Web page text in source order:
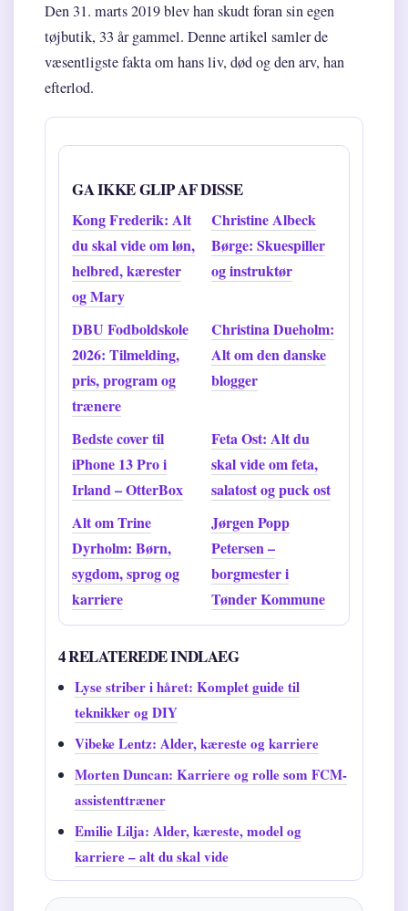
Den 31. marts 2019 blev han skudt foran sin egen
tøjbutik, 33 år gammel. Denne artikel samler de
væsentligste fakta om hans liv, død og den arv, han
efterlod.
GA IKKE GLIP AF DISSE
Kong Frederik: Alt
du skal vide om løn,
helbred, kærester
og Mary
Christine Albeck
Børge: Skuespiller
og instruktør
DBU Fodboldskole
2026: Tilmelding,
pris, program og
trænere
Christina Dueholm:
Alt om den danske
blogger
Bedste cover til
iPhone 13 Pro i
Irland – OtterBox
Feta Ost: Alt du
skal vide om feta,
salatost og puck ost
Alt om Trine
Dyrholm: Børn,
sygdom, sprog og
karriere
Jørgen Popp
Petersen –
borgmester i
Tønder Kommune
4 RELATEREDE INDLAEG
Lyse striber i håret: Komplet guide til
teknikker og DIY
Vibeke Lentz: Alder, kæreste og karriere
Morten Duncan: Karriere og rolle som FCM-
assistenttræner
Emilie Lilja: Alder, kæreste, model og
karriere – alt du skal vide